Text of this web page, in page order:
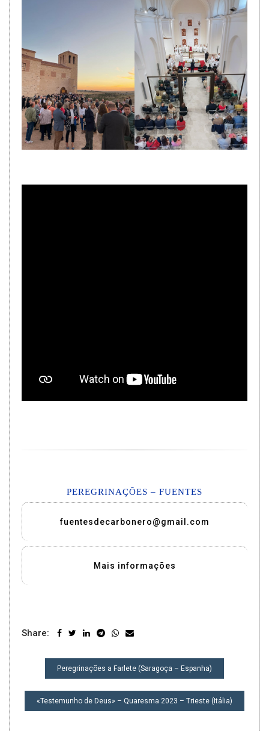
PEREGRINAÇÕES – FUENTES
fuentesdecarbonero@gmail.com
Mais informações
Share:
NAVEGAÇÃO
POST
Peregrinações a Farlete (Saragoça – Espanha)
«Testemunho de Deus» – Quaresma 2023 – Trieste (Itália)